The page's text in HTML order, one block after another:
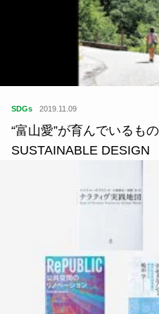
SDGs 2019.11.09
“富山愛”が育んでいるも
SUSTAINABLE DESIGN